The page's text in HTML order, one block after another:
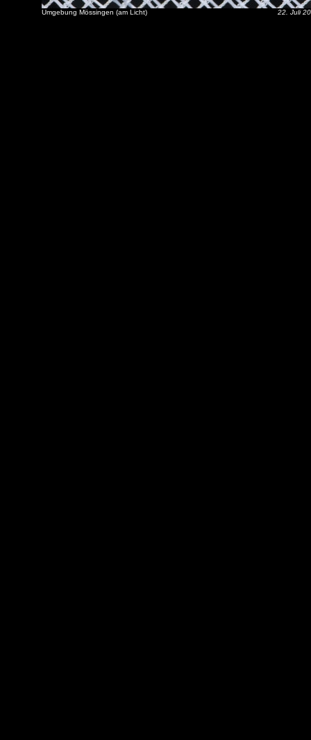
Umgebung Mössingen (am Licht) 22. Juli